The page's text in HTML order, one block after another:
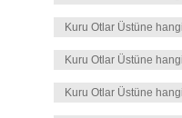
Kuru Otlar Üstüne
Kuru Otlar Üstüne
Kuru Otlar Üstüne